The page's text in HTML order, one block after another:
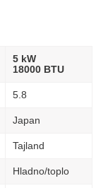
5 kW
18000 BTU
5.8
Japan
Tajland
Hladno/toplo